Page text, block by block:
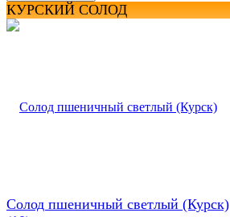
КУРСКИЙ СОЛОД
Солод пшеничный светлый (Курск)